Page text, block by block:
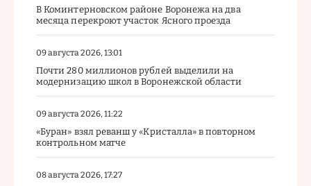
В Коминтерновском районе Воронежа на два
месяца перекроют участок Ясного проезда
09 августа 2026, 13:01
Почти 280 миллионов рублей выделили на
модернизацию школ в Воронежской области
09 августа 2026, 11:22
«Буран» взял реванш у «Кристалла» в повторном
контрольном матче
08 августа 2026, 17:27